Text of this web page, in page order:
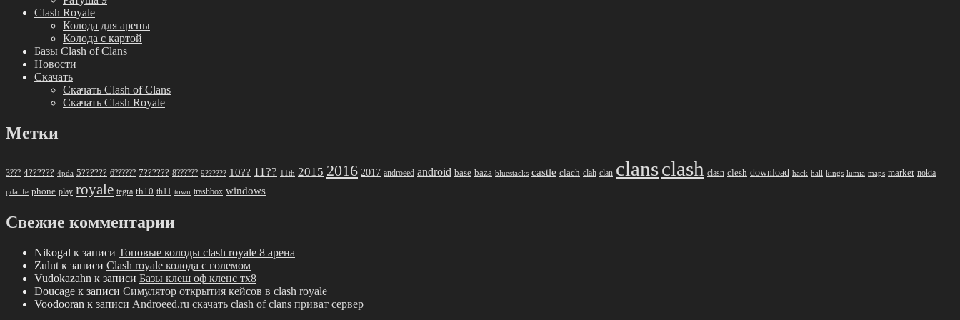
Clash Royale
Колода для арены
Колода с картой
Базы Clash of Clans
Новости
Скачать
Скачать Clash of Clans
Скачать Clash Royale
Метки
3??? 4?????? 4pda 5?????? 6?????? 7?????? 8?????? 9?????? 10?? 11?? 11th 2015 2016 2017 androeed android base baza bluestacks castle clach clah clan clansclash clasn clesh download hack hall kings lumia maps market nokia
pdalife phone play royale tegra th10 th11 town trashbox windows
Свежие комментарии
Nikogal к записи Топовые колоды clash royale 8 арена
Zulut к записи Clash royale колода с големом
Vudokazahn к записи Базы клеш оф кленс тх8
Doucage к записи Симулятор открытия кейсов в clash royale
Voodooran к записи Androeed.ru скачать clash of clans приват сервер